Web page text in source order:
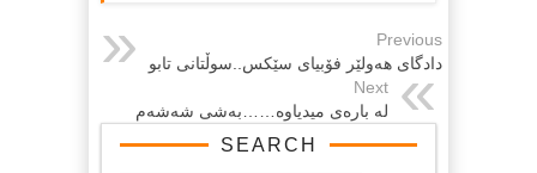
Previous
دادگای هه‌ولێر فۆبیای سێکس‌..سوڵتانی تابو
Next
له‌ باره‌ى میدیاوه……‌به‌شی شه‌شه‌م
SEARCH